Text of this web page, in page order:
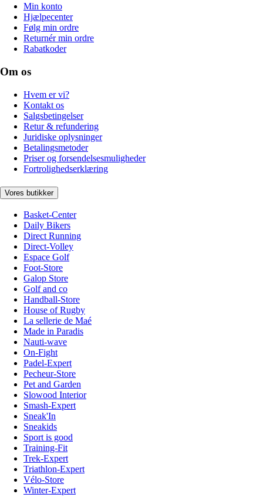
Min konto
Hjælpecenter
Følg min ordre
Returnér min ordre
Rabatkoder
Om os
Hvem er vi?
Kontakt os
Salgsbetingelser
Retur & refundering
Juridiske oplysninger
Betalingsmetoder
Priser og forsendelsesmuligheder
Fortrolighedserklæring
Vores butikker
Basket-Center
Daily Bikers
Direct Running
Direct-Volley
Espace Golf
Foot-Store
Galop Store
Golf and co
Handball-Store
House of Rugby
La sellerie de Maé
Made in Paradis
Nauti-wave
On-Fight
Padel-Expert
Pecheur-Store
Pet and Garden
Slowood Interior
Smash-Expert
Sneak'In
Sneakids
Sport is good
Training-Fit
Trek-Expert
Triathlon-Expert
Vélo-Store
Winter-Expert